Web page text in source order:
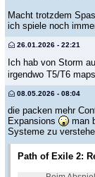
Macht trotzdem
ich spiele noch
26.01.2026 - 22:21
Ich hab von Storm
irgendwo T5/T6
08.05.2026 - 08:04
die packen mehr
Expansions
man
Systeme zu
Path of Exile 2: